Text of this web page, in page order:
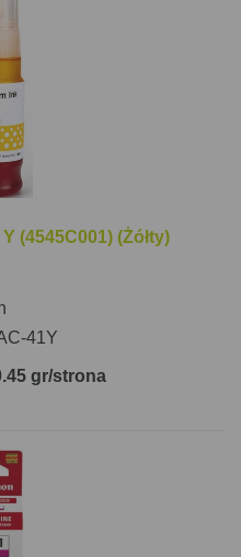
x wysokość) i waży 6
w dowolnym
w wyświetlacz
co ułatwia obsługę.
Pixma G3470 Red nie
funkcje druku,
że jest to
(4545C001) (Żółty)
41Y
gr/strona